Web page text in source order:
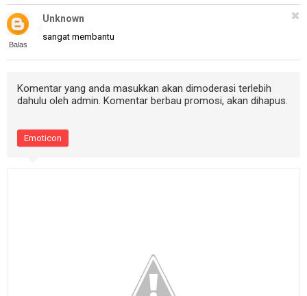
Balas
Unknown
sangat membantu
Komentar yang anda masukkan akan dimoderasi terlebih
dahulu oleh admin. Komentar berbau promosi, akan dihapus.
Emoticon